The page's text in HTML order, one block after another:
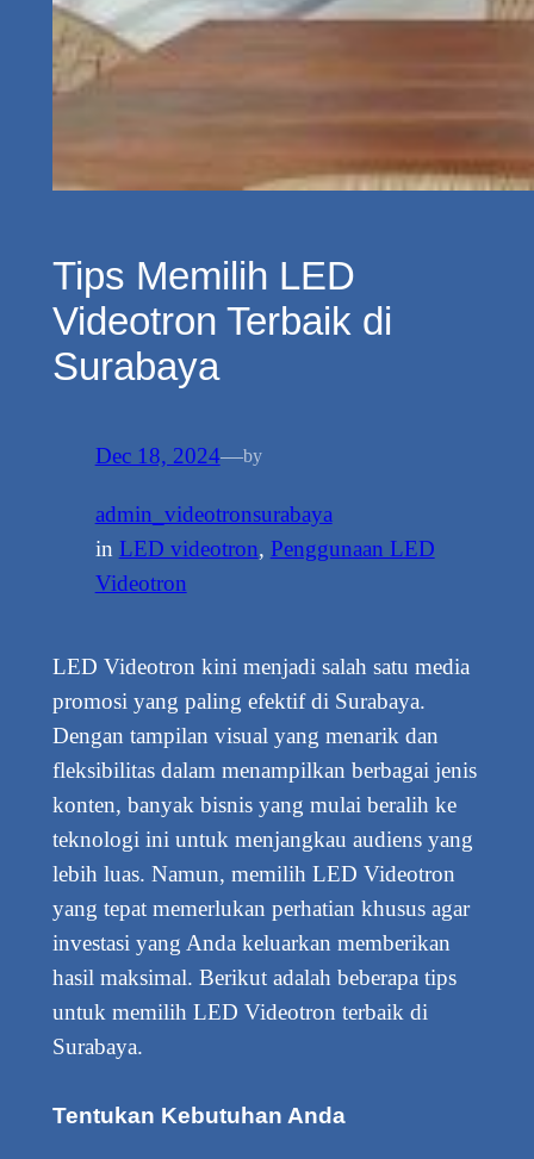
Tips Memilih LED
Videotron Terbaik di
Surabaya
Dec 18, 2024—by
admin_videotronsurabaya
in LED videotron, Penggunaan LED
Videotron
LED Videotron kini menjadi salah satu media
promosi yang paling efektif di Surabaya.
Dengan tampilan visual yang menarik dan
fleksibilitas dalam menampilkan berbagai jenis
konten, banyak bisnis yang mulai beralih ke
teknologi ini untuk menjangkau audiens yang
lebih luas. Namun, memilih LED Videotron
yang tepat memerlukan perhatian khusus agar
investasi yang Anda keluarkan memberikan
hasil maksimal. Berikut adalah beberapa tips
untuk memilih LED Videotron terbaik di
Surabaya.
Tentukan Kebutuhan Anda